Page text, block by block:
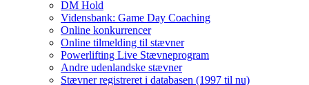
DM Hold
Vidensbank: Game Day Coaching
Online konkurrencer
Online tilmelding til stævner
Powerlifting Live Stævneprogram
Andre udenlandske stævner
Stævner registreret i databasen (1997 til nu)